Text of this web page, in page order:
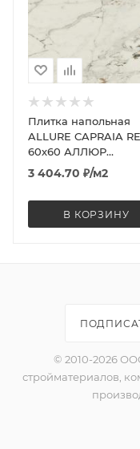
Плитка напольная
ALLURE CAPRAIA
60х60 АЛЛЮР
КАПРАЙЯ 60
3 404.70 ₽/м2
В КОРЗИНУ
© 2010-2026
стройматериалов,